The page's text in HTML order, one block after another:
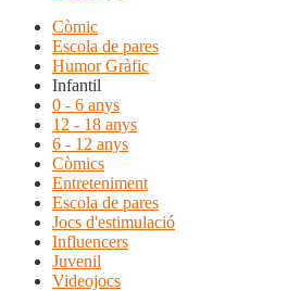
Còmic
Escola de pares
Humor Gràfic
Infantil
0 - 6 anys
12 - 18 anys
6 - 12 anys
Còmics
Entreteniment
Escola de pares
Jocs d'estimulació
Influencers
Juvenil
Videojocs